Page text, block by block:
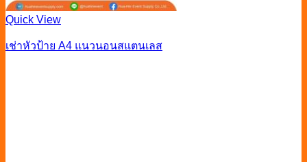
Quick View
เช่าหัวป้าย A4 แนวนอนสแตนเลส